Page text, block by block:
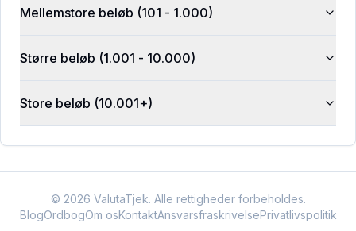
Mellemstore beløb (101 - 1.000)
Større beløb (1.001 - 10.000)
Store beløb (10.001+)
© 2026 ValutaTjek. Alle rettigheder forbeholdes.
BlogOrdbogOm osKontaktAnsvarsfraskrivelsePrivatlivspolitik